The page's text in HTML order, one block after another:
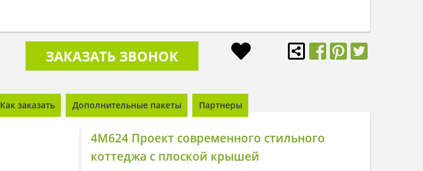
ЗАКАЗАТЬ ЗВОНОК
Как заказать Дополнительные пакеты Партнеры
4M624 Проект современного стильного
коттеджа с плоской крышей